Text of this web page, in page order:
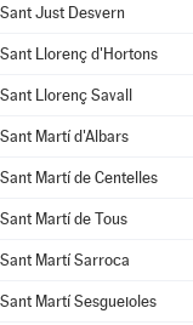
Sant Just Desvern
Sant Llorenç d'Hortons
Sant Llorenç Savall
Sant Martí d'Albars
Sant Martí de Centelles
Sant Martí de Tous
Sant Martí Sarroca
Sant Martí Sesgueioles